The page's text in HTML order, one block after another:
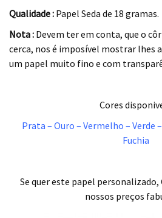
Qualidade : Papel Seda de 18 gramas.
Nota : Devem ter em conta, que o
cerca, nos é imposível mostrar lhes
um papel muito fino e com
Cores
Prata – Ouro – Vermelho – Verde
Fuchia
Se quer este papel
nossos preços